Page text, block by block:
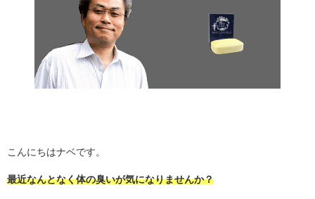
こんにちはナベです。
最近なんとなく体の臭いが気になりませんか？